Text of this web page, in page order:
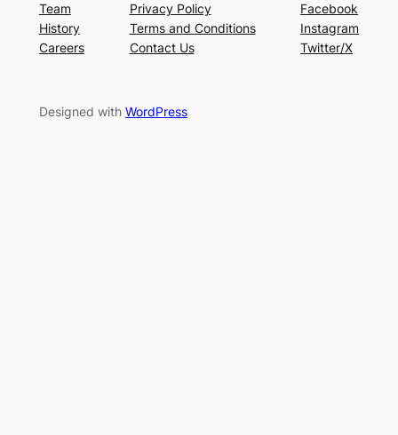
Team
History
Careers
Privacy Policy
Terms and Conditions
Contact Us
Facebook
Instagram
Twitter/X
Designed with WordPress